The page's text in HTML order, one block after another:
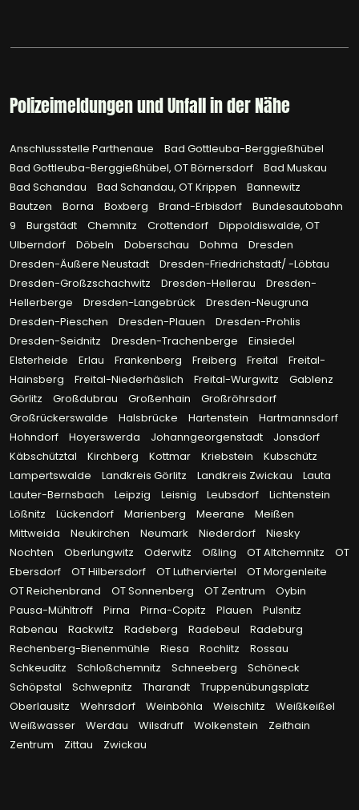
Polizeimeldungen und Unfall in der Nähe
Anschlussstelle Parthenaue
Bad Gottleuba-Berggießhübel
Bad Gottleuba-Berggießhübel, OT Börnersdorf
Bad Muskau
Bad Schandau
Bad Schandau, OT Krippen
Bannewitz
Bautzen
Borna Boxberg Brand-Erbisdorf
Bundesautobahn
9
Burgstädt Chemnitz Crottendorf
Dippoldiswalde, OT
Ulberndorf
Döbeln Doberschau Dohma
Dresden
Dresden-Äußere Neustadt
Dresden-Friedrichstadt/ -Löbtau
Dresden-Großzschachwitz
Dresden-Hellerau
Dresden-
Hellerberge
Dresden-Langebrück
Dresden-Neugruna
Dresden-Pieschen
Dresden-Plauen
Dresden-Prohlis
Dresden-Seidnitz
Dresden-Trachenberge
Einsiedel
Elsterheide
Erlau Frankenberg Freiberg Freital
Freital-
Hainsberg
Freital-Niederhäslich Freital-Wurgwitz
Gablenz
Görlitz
Großdubrau Großenhain
Großröhrsdorf
Großrückerswalde
Halsbrücke Hartenstein
Hartmannsdorf
Hohndorf
Hoyerswerda Johanngeorgenstadt
Jonsdorf
Käbschütztal
Kirchberg Kottmar Kriebstein
Kubschütz
Lampertswalde
Landkreis Görlitz Landkreis Zwickau
Lauta
Lauter-Bernsbach
Leipzig Leisnig Leubsdorf
Lichtenstein
Lößnitz
Lückendorf Marienberg Meerane
Meißen
Mittweida
Neukirchen Neumark Niederdorf
Niesky
Nochten
Oberlungwitz Oderwitz Oßling OT Altchemnitz
OT
Ebersdorf
OT Hilbersdorf OT Lutherviertel
OT Morgenleite
OT Reichenbrand
OT Sonnenberg OT Zentrum
Oybin
Pausa-Mühltroff
Pirna Pirna-Copitz Plauen
Pulsnitz
Rabenau
Rackwitz Radeberg Radebeul
Radeburg
Rechenberg-Bienenmühle
Riesa Rochlitz
Rossau
Schkeuditz
Schloßchemnitz Schneeberg
Schöneck
Schöpstal
Schwepnitz Tharandt
Truppenübungsplatz
Oberlausitz
Wehrsdorf Weinböhla Weischlitz
Weißkeißel
Weißwasser
Werdau Wilsdruff Wolkenstein
Zeithain
Zentrum
Zittau Zwickau